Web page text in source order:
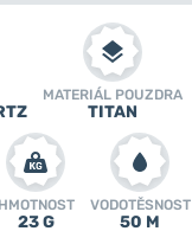
MATERIÁL POUZDRA
TITAN
HMOTNOST
23 G
VODOTĚSNOST
50 M